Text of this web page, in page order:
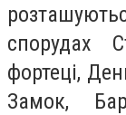
спорудах
фортеці,
Замок,